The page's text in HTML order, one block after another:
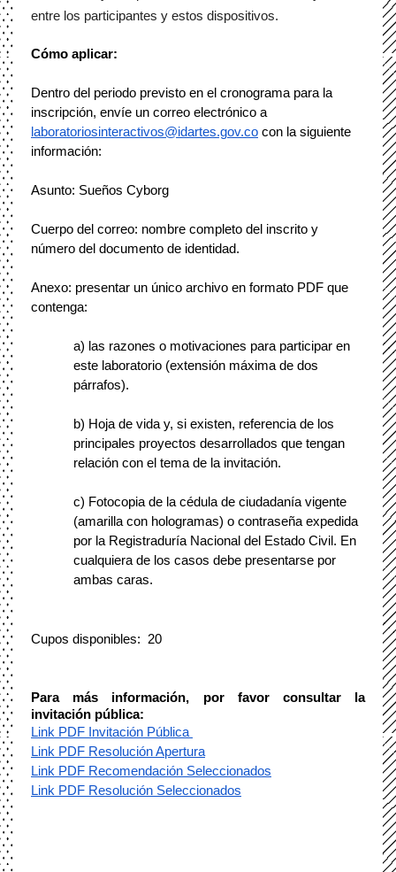
entre los participantes y estos dispositivos.
Cómo aplicar:
Dentro del periodo previsto en el cronograma para la
inscripción, envíe un correo electrónico a
laboratoriosinteractivos@idartes.gov.co con la siguiente
información:
Asunto: Sueños Cyborg
Cuerpo del correo: nombre completo del inscrito y
número del documento de identidad.
Anexo: presentar un único archivo en formato PDF que
contenga:
a) las razones o motivaciones para participar en
este laboratorio (extensión máxima de dos
párrafos).
b) Hoja de vida y, si existen, referencia de los
principales proyectos desarrollados que tengan
relación con el tema de la invitación.
c) Fotocopia de la cédula de ciudadanía vigente
(amarilla con hologramas) o contraseña expedida
por la Registraduría Nacional del Estado Civil. En
cualquiera de los casos debe presentarse por
ambas caras.
Cupos disponibles:  20
Para más información, por favor consultar la
invitación pública:
Link PDF Invitación Pública
Link PDF Resolución Apertura
Link PDF Recomendación Seleccionados
Link PDF Resolución Seleccionados